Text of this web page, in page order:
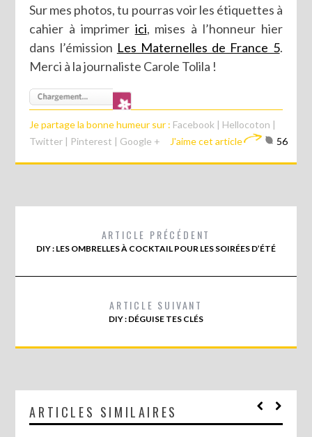
Sur mes photos, tu pourras voir les étiquettes à
cahier à imprimer ici, mises à l’honneur hier
dans l’émission Les Maternelles de France 5.
Merci à la journaliste Carole Tolila !
Je partage la bonne humeur sur : Facebook | Hellocoton |
Twitter | Pinterest | Google + J'aime cet article 56
ARTICLE PRÉCÉDENT
DIY : LES OMBRELLES À COCKTAIL POUR LES SOIRÉES D’ÉTÉ
ARTICLE SUIVANT
DIY : DÉGUISE TES CLÉS
ARTICLES SIMILAIRES